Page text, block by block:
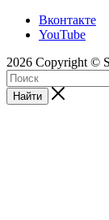
Вконтакте
YouTube
2026 Copyright ©
Найти